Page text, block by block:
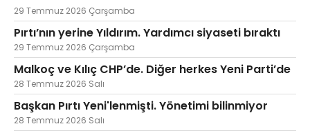
29 Temmuz 2026 Çarşamba
Pırtı’nın yerine Yıldırım. Yardımcı siyaseti bıraktı
29 Temmuz 2026 Çarşamba
Malkoç ve Kılıç CHP’de. Diğer herkes Yeni Parti’de
28 Temmuz 2026 Salı
Başkan Pırtı Yeni'lenmişti. Yönetimi bilinmiyor
28 Temmuz 2026 Salı